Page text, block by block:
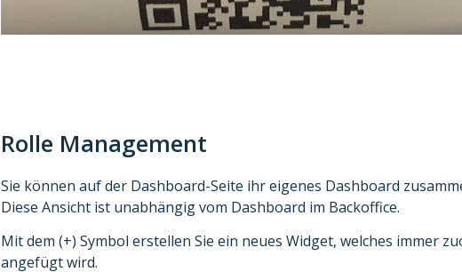
Rolle Management
Sie können auf der Dashboard-Seite ihr eigenes Dashboard
Diese Ansicht ist unabhängig vom Dashboard im Backoffice.
Mit dem (+) Symbol erstellen Sie ein neues Widget, welches immer
angefügt wird.